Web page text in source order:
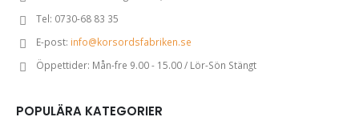
Tel: 0730-68 83 35
E-post: info@korsordsfabriken.se
Öppettider: Mån-fre 9.00 - 15.00 / Lör-Sön Stängt
POPULÄRA KATEGORIER